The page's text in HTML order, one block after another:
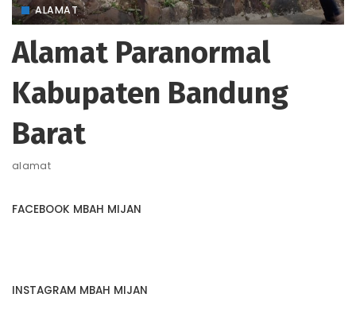
ALAMAT
Alamat Paranormal
Kabupaten Bandung
Barat
alamat
FACEBOOK MBAH MIJAN
INSTAGRAM MBAH MIJAN